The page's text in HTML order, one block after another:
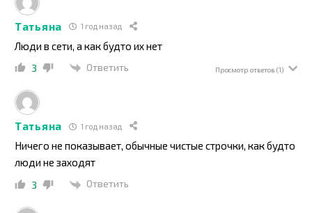
Татьяна 1 год назад
Люди в сети, а как будто их нет
3 Ответить Просмотр ответов (1)
Татьяна 1 год назад
Ничего не показывает, обычные чистые строчки, как будто
люди не заходят
3 Ответить